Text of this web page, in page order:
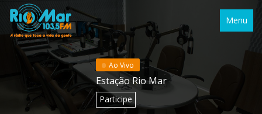
Menu
Ao Vivo
Estação Rio Mar
Participe